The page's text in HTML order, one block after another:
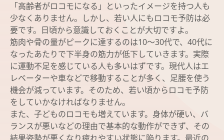
「高齢者がロコモになる」といったイメージを持つ人も
少なくありません。しかし、若い人にもロコモ予防は必
要です。日頃から意識しておくことが大切ですよ。
筋肉や骨の量がピークに達するのは10～30代で、40代に
なったあたりで下半身の筋力が低下していきます。実際
に運動不足を感じている人も多いはずです。現代人はエ
レベーターや車などで移動することが多く、足腰を使う
機会が減っています。そのため、若い頃からロコモ予防
をしていかなければなりません。
また、子どものロコモも増えています。身体が硬い、バ
ランスが悪いなどの理由で基本的な動作ができず、その